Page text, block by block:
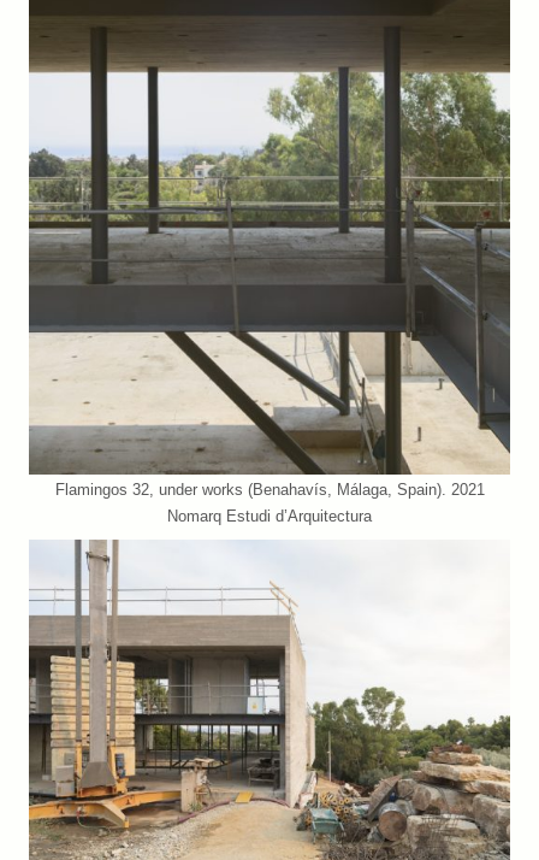
Flamingos 32, under works (Benahavís, Málaga, Spain). 2021
Nomarq Estudi d’Arquitectura